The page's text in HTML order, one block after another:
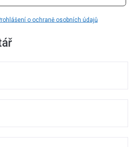
o ochraně osobních údajů